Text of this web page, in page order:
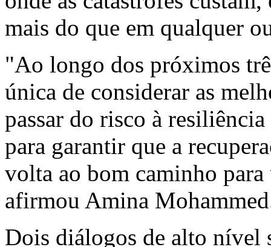
mais do que em qualquer
"Ao longo dos próximos
única de considerar as
passar do risco à
para garantir que a
volta ao bom caminho
afirmou Amina
Dois diálogos de alto nível